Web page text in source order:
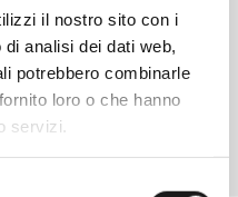
il nostro sito con i
analisi dei dati web,
potrebbero combinarle
loro o che hanno
servizi.